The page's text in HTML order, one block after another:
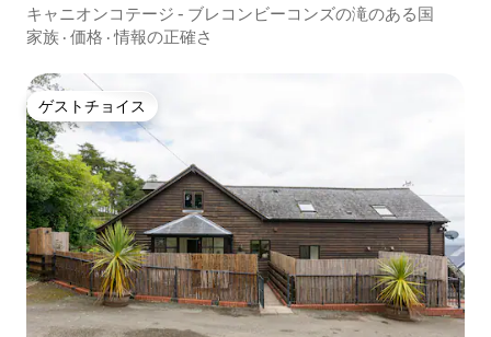
キャニオンコテージ - ブレコンビーコンズの滝のある国
家族 · 価格 ·情報の正確さ
ゲストチョイス
ゲストチョイス